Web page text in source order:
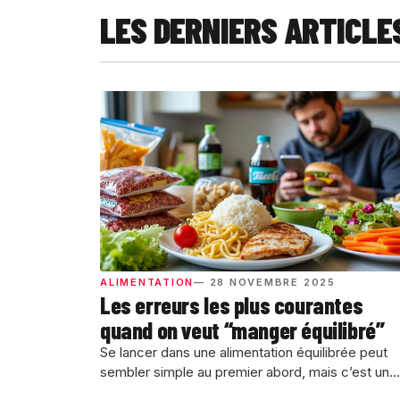
LES DERNIERS
ALIMENTATION— 28 NOVEMBRE 2025
Les erreurs les plus courantes
quand on veut “manger équilibré”
Se lancer dans une alimentation équilibrée peut
sembler simple au premier abord, mais c’est un...